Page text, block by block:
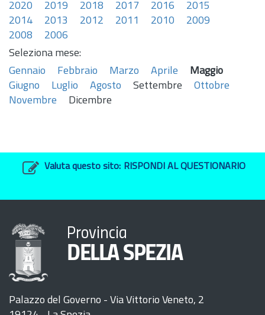
2020
2019 2018 2017 2016
2015
2014
2013 2012 2011 2010
2009
2008
2006
Seleziona mese:
Gennaio
Febbraio Marzo Aprile
Maggio
Giugno
Luglio Agosto Settembre
Ottobre
Novembre
Dicembre
Valuta questo sito: RISPONDI AL QUESTIONARIO
Provincia
DELLA SPEZIA
Palazzo del Governo - Via Vittorio Veneto, 2